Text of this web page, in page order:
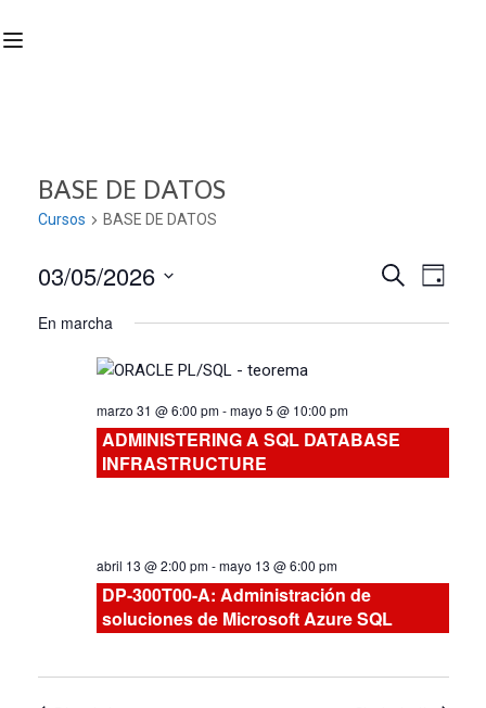
BASE DE DATOS
Cursos BASE DE DATOS
de
y
vistas
Cursos
BUSCAR
de
DÍA
03/05/2026
fecha.
En marcha
marzo 31 @ 6:00 pm-mayo 5 @ 10:00 pm
ADMINISTERING A SQL DATABASE
INFRASTRUCTURE
abril 13 @ 2:00 pm-mayo 13 @ 6:00 pm
DP-300T00-A: Administración de
soluciones de Microsoft Azure SQL